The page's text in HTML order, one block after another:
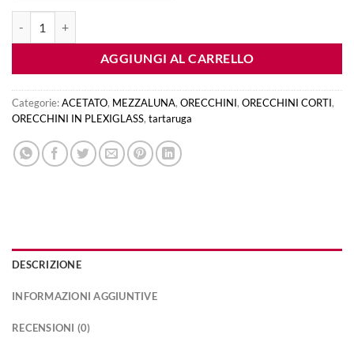
AGGIUNGI AL CARRELLO
Categorie:ACETATO, MEZZALUNA, ORECCHINI, ORECCHINI CORTI,
ORECCHINI IN PLEXIGLASS, tartaruga
DESCRIZIONE
INFORMAZIONI AGGIUNTIVE
RECENSIONI (0)